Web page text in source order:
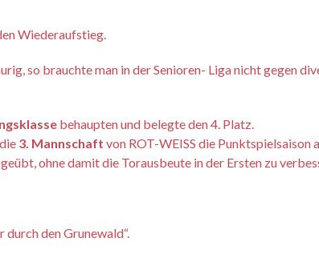
Wiederaufstieg.
so brauchte man in der Senioren- Liga nicht gegen
behaupten und belegte den 4. Platz.
3. Mannschaft von ROT-WEISS die Punktspielsaison
ohne damit die Torausbeute in der Ersten zu
den Grunewald“.